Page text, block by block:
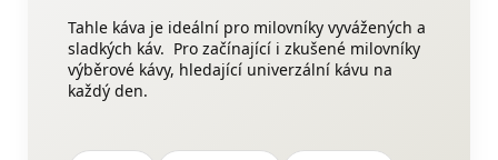
Tahle káva je ideální pro milovníky vyvážených a
sladkých káv. Pro začínající i zkušené milovníky
výběrové kávy, hledající univerzální kávu na
každý den.